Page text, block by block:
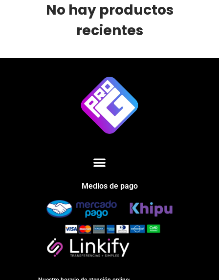
No hay productos
recientes
Medios de pago